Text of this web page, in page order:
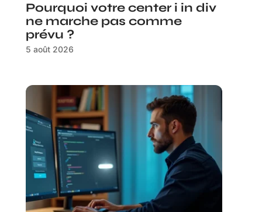
Pourquoi votre center i in div
ne marche pas comme
prévu ?
5 août 2026